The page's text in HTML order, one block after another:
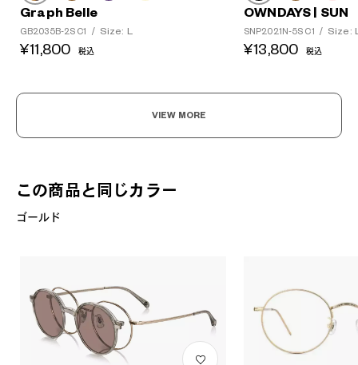
Graph Belle
GB2035B-2S C1 / Size: L
¥11,800 税込
OWNDAYS | SUN
SNP2021N-5S C1 / Size:
¥13,800 税込
VIEW MORE
この商品と同じカラー
ゴールド